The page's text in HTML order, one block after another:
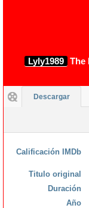
Lyly1989 The
Descargar
Calificación IMDb
Titulo original
Duración
Año